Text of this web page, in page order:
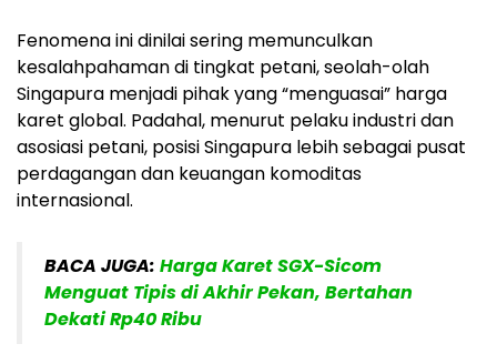
Fenomena ini dinilai sering memunculkan
kesalahpahaman di tingkat petani, seolah-olah
Singapura menjadi pihak yang “menguasai” harga
karet global. Padahal, menurut pelaku industri dan
asosiasi petani, posisi Singapura lebih sebagai pusat
perdagangan dan keuangan komoditas
internasional.
BACA JUGA: Harga Karet SGX-Sicom
Menguat Tipis di Akhir Pekan, Bertahan
Dekati Rp40 Ribu